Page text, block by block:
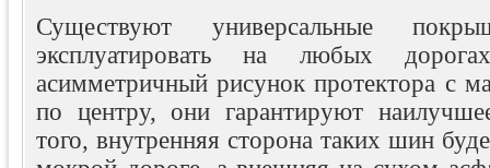
Существуют универсальные
эксплуатировать на любых
асимметричный рисунок протектора с
по центру, они гарантируют
того, внутренняя сторона таких шин